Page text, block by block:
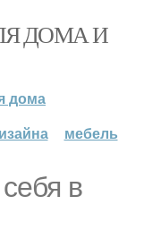
ДОМА И
дома
мебель
в